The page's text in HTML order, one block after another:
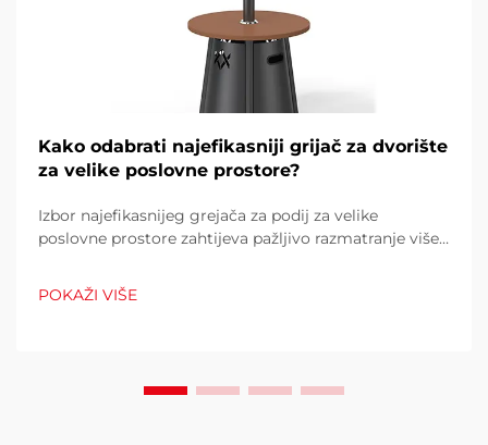
Kako odabrati najefikasniji grijač za dvorište
za velike poslovne prostore?
Izbor najefikasnijeg grejača za podij za velike
poslovne prostore zahtijeva pažljivo razmatranje više
udobnost kupaca i potrošnju energije. Pogrešan izbor
može rezultirati neadekvatnom toplinom...
POKAŽI VIŠE